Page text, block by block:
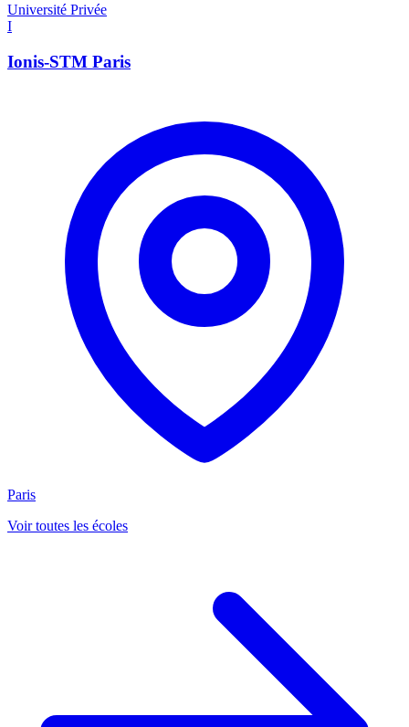
Université Privée
I
Ionis-STM Paris
Paris
Voir toutes les écoles